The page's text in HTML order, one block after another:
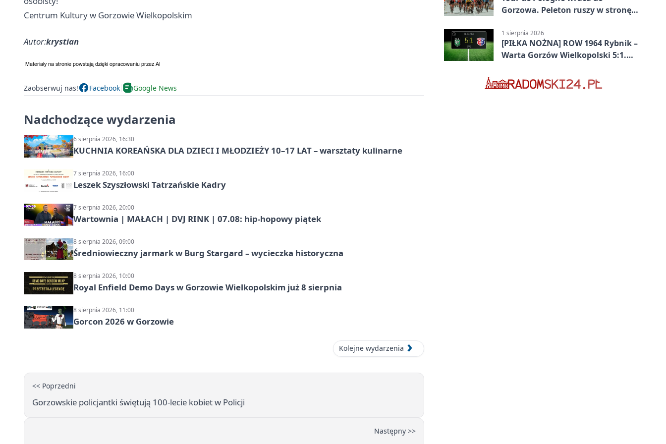
Centrum Kultury w Gorzowie Wielkopolskim
Autor:krystian
Zaobserwuj nas! Facebook Google News
Nadchodzące wydarzenia
6 sierpnia 2026, 16:30
KUCHNIA KOREAŃSKA DLA DZIECI I MŁODZIEŻY 10–17 LAT – warsztaty kulinarne
7 sierpnia 2026, 16:00
Leszek Szyszłowski Tatrzańskie Kadry
7 sierpnia 2026, 20:00
Wartownia | MAŁACH | DVJ RINK | 07.08: hip-hopowy piątek
8 sierpnia 2026, 09:00
Średniowieczny jarmark w Burg Stargard – wycieczka historyczna
8 sierpnia 2026, 10:00
Royal Enfield Demo Days w Gorzowie Wielkopolskim już 8 sierpnia
8 sierpnia 2026, 11:00
Gorcon 2026 w Gorzowie
Kolejne wydarzenia
<< Poprzedni
Gorzowskie policjantki świętują 100-lecie kobiet w Policji
Następny >>
Gorzowa. Peleton ruszy w stronę
1 sierpnia 2026
[PIŁKA NOŻNA] ROW 1964 Rybnik –
Warta Gorzów Wielkopolski 5:1.
Lidze Grupa 3 (Grupa III)